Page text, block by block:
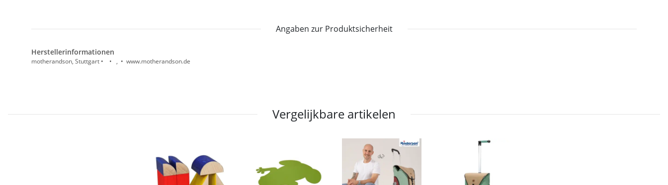
Angaben zur Produktsicherheit
Herstellerinformationen
motherandson, Stuttgart • • , • www.motherandson.de
Vergelijkbare artikelen